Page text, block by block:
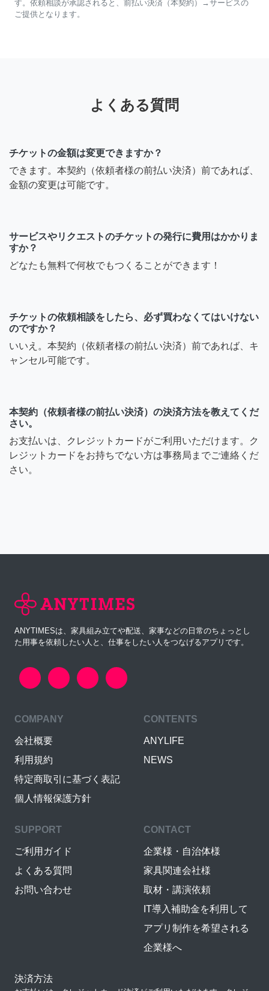
す。依頼相談が承認されると、前払い決済（本契約）→サービスの
ご提供となります。
よくある質問
チケットの金額は変更できますか？
できます。本契約（依頼者様の前払い決済）前であれば、
金額の変更は可能です。
サービスやリクエストのチケットの発行に費用はかかりま
すか？
どなたも無料で何枚でもつくることができます！
チケットの依頼相談をしたら、必ず買わなくてはいけない
のですか？
いいえ。本契約（依頼者様の前払い決済）前であれば、キ
ャンセル可能です。
本契約（依頼者様の前払い決済）の決済方法を教えてくだ
さい。
お支払いは、クレジットカードがご利用いただけます。ク
レジットカードをお持ちでない方は事務局までご連絡くだ
さい。
ANYTIMESは、家具組み立てや配送、家事などの日常のちょっとし
た用事を依頼したい人と、仕事をしたい人をつなげるアプリです。
COMPANY
会社概要
利用規約
特定商取引に基づく表記
個人情報保護方針
CONTENTS
ANYLIFE
NEWS
SUPPORT
ご利用ガイド
よくある質問
お問い合わせ
CONTACT
企業様・自治体様
家具関連会社様
取材・講演依頼
IT導入補助金を利用して
アプリ制作を希望される
企業様へ
決済方法